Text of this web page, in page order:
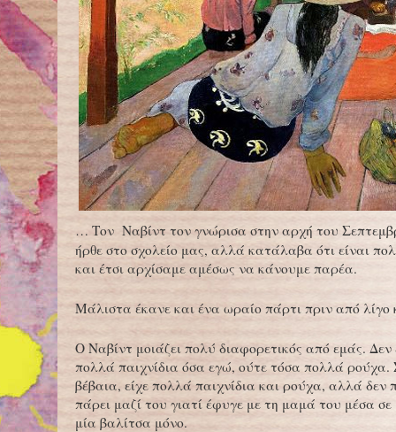
… Τον Ναβίντ τον γνώρισα στην αρχή του
ήρθε στο σχολείο μας, αλλά κατάλαβα ότι είναι
και έτσι αρχίσαμε αμέσως να κάνουμε παρέα.
Μάλιστα έκανε και ένα ωραίο πάρτι πριν από λίγο
Ο Ναβίντ μοιάζει πολύ διαφορετικός από εμάς. Δεν
πολλά παιχνίδια όσα εγώ, ούτε τόσα πολλά
βέβαια, είχε πολλά παιχνίδια και ρούχα, αλλά δεν
πάρει μαζί του γιατί έφυγε με τη μαμά του μέσα
μία βαλίτσα μόνο.